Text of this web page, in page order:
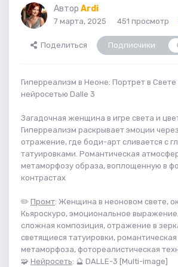
Автор Ardi
7 марта, 2025 451 просмотр
Поделиться Подписчики
Гиперреализм в Неоне: Портрет в
нейросетью Dalle 3
Загадочная женщина в игре света и
Гиперреализм раскрывает эмоции
отражение, где боди-арт сливается с
татуировками. Романтическая
метаморфозу образа, воплощенную в
контрастах
✏️ Промт: Женщина в неоновом свете,
Кьяроскуро, эмоциональное
сложная композиция, отражение в
светящиеся татуировки,
метаморфоза, фотореалистическая
🧩 Нейросеть: 🔮 DALLE-3 [Multi-image]